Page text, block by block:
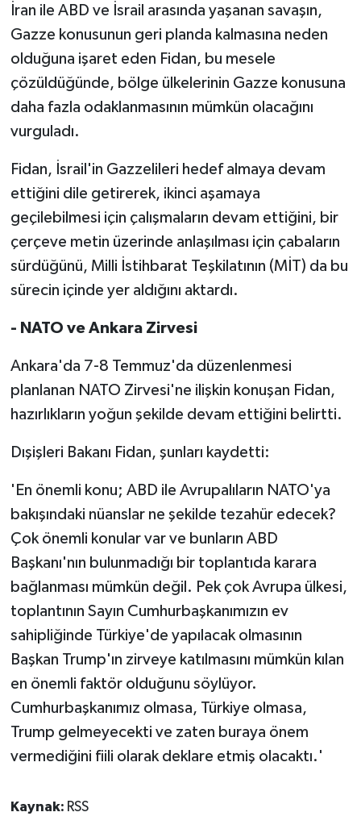
İran ile ABD ve İsrail arasında yaşanan savaşın,
Gazze konusunun geri planda kalmasına neden
olduğuna işaret eden Fidan, bu mesele
çözüldüğünde, bölge ülkelerinin Gazze konusuna
daha fazla odaklanmasının mümkün olacağını
vurguladı.
Fidan, İsrail'in Gazzelileri hedef almaya devam
ettiğini dile getirerek, ikinci aşamaya
geçilebilmesi için çalışmaların devam ettiğini, bir
çerçeve metin üzerinde anlaşılması için çabaların
sürdüğünü, Milli İstihbarat Teşkilatının (MİT) da bu
sürecin içinde yer aldığını aktardı.
- NATO ve Ankara Zirvesi
Ankara'da 7-8 Temmuz'da düzenlenmesi
planlanan NATO Zirvesi'ne ilişkin konuşan Fidan,
hazırlıkların yoğun şekilde devam ettiğini belirtti.
Dışişleri Bakanı Fidan, şunları kaydetti:
'En önemli konu; ABD ile Avrupalıların NATO'ya
bakışındaki nüanslar ne şekilde tezahür edecek?
Çok önemli konular var ve bunların ABD
Başkanı'nın bulunmadığı bir toplantıda karara
bağlanması mümkün değil. Pek çok Avrupa ülkesi,
toplantının Sayın Cumhurbaşkanımızın ev
sahipliğinde Türkiye'de yapılacak olmasının
Başkan Trump'ın zirveye katılmasını mümkün kılan
en önemli faktör olduğunu söylüyor.
Cumhurbaşkanımız olmasa, Türkiye olmasa,
Trump gelmeyecekti ve zaten buraya önem
vermediğini fiili olarak deklare etmiş olacaktı.'
Kaynak: RSS